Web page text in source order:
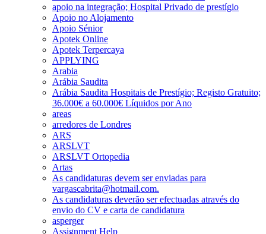
apoio na integração; Hospital Privado de prestígio
Apoio no Alojamento
Apoio Sénior
Apotek Online
Apotek Terpercaya
APPLYING
Arabia
Arábia Saudita
Arábia Saudita Hospitais de Prestígio; Registo Gratuito;
36.000€ a 60.000€ Líquidos por Ano
areas
arredores de Londres
ARS
ARSLVT
ARSLVT Ortopedia
Artas
As candidaturas devem ser enviadas para
vargascabrita@hotmail.com.
As candidaturas deverão ser efectuadas através do
envio do CV e carta de candidatura
asperger
Assignment Help